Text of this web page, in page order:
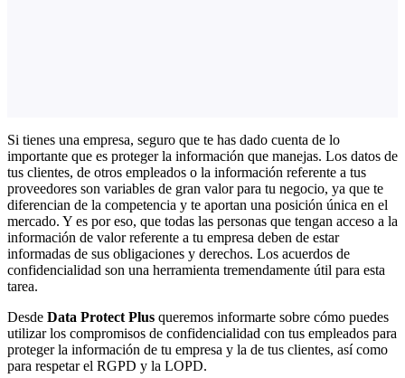
Si tienes una empresa, seguro que te has dado cuenta de lo
importante que es proteger la información que manejas. Los datos de
tus clientes, de otros empleados o la información referente a tus
proveedores son variables de gran valor para tu negocio, ya que te
diferencian de la competencia y te aportan una posición única en el
mercado. Y es por eso, que todas las personas que tengan acceso a la
información de valor referente a tu empresa deben de estar
informadas de sus obligaciones y derechos. Los acuerdos de
confidencialidad son una herramienta tremendamente útil para esta
tarea.
Desde Data Protect Plus queremos informarte sobre cómo puedes
utilizar los compromisos de confidencialidad con tus empleados para
proteger la información de tu empresa y la de tus clientes, así como
para respetar el RGPD y la LOPD.